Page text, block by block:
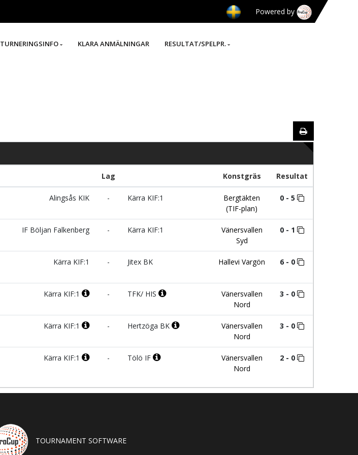
Powered by
TURNERINGSINFO KLARA ANMÄLNINGAR RESULTAT/SPELPR.
Lag Konstgräs Resultat
Alingsås KIK - Kärra KIF:1
Bergtäkten
(TIF-plan)
0 - 5
IF Böljan Falkenberg - Kärra KIF:1
Vänersvallen
Syd
0 - 1
Kärra KIF:1 - Jitex BK Hallevi Vargön 6 - 0
Kärra KIF:1 - TFK/ HIS
Vänersvallen
Nord
3 - 0
Kärra KIF:1 - Hertzöga BK
Vänersvallen
Nord
3 - 0
Kärra KIF:1 - Tölö IF
Vänersvallen
Nord
2 - 0
TOURNAMENT SOFTWARE